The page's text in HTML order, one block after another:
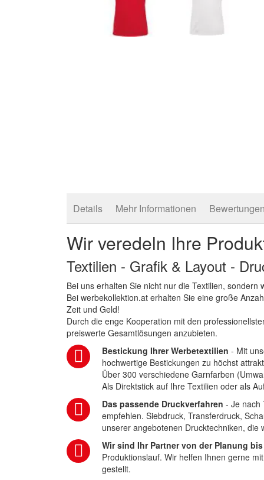
Details Mehr Informationen Bewertungen
Wir veredeln Ihre
Textilien - Grafik & Layout -
Bei uns erhalten Sie nicht nur die Textilien,
Bei werbekollektion.at erhalten Sie eine große
Zeit und Geld!
Durch die enge Kooperation mit den
preiswerte Gesamtlösungen anzubieten.
Bestickung Ihrer Werbetextilien - Mit
hochwertige Bestickungen zu höchst
Über 300 verschiedene Garnfarben
Als Direktstick auf Ihre Textilien oder als
Das passende Druckverfahren - Je nach
empfehlen. Siebdruck, Transferdruck,
unserer angebotenen Drucktechniken,
Wir sind Ihr Partner von der Planung
Produktionslauf. Wir helfen Ihnen gerne
gestellt.